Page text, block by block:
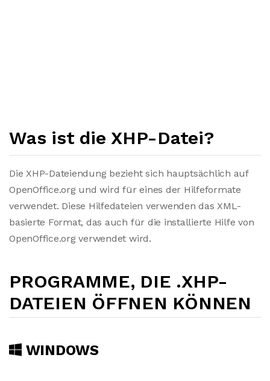
Was ist die XHP-Datei?
Die XHP-Dateiendung bezieht sich hauptsächlich auf
OpenOffice.org und wird für eines der Hilfeformate
verwendet. Diese Hilfedateien verwenden das XML-
basierte Format, das auch für die installierte Hilfe von
OpenOffice.org verwendet wird.
PROGRAMME, DIE .XHP-
DATEIEN ÖFFNEN KÖNNEN
WINDOWS